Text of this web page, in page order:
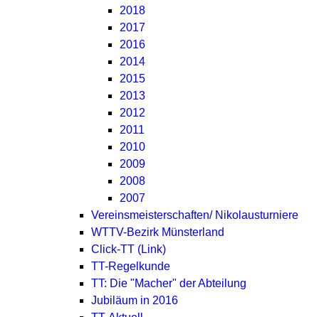
2018
2017
2016
2014
2015
2013
2012
2011
2010
2009
2008
2007
Vereinsmeisterschaften/ Nikolausturniere
WTTV-Bezirk Münsterland
Click-TT (Link)
TT-Regelkunde
TT: Die "Macher" der Abteilung
Jubiläum in 2016